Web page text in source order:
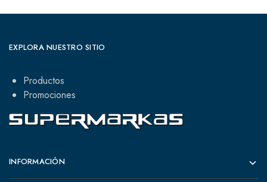
EXPLORA NUESTRO SITIO
Productos
Promociones
INFORMACIÓN